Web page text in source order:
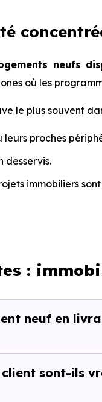
neufs
où les
le plus souvent
leurs proches
desservis.
immobiliers
plusieurs semaines.
:
neuf en
sont-ils